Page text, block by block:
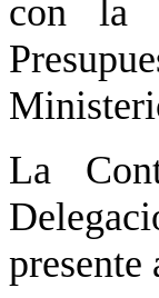
con la
La
presente